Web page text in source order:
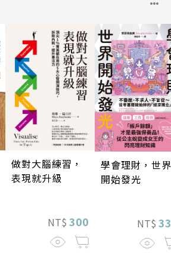
做對大腦練習，
表現就升級
NT$ 300
學會理財，世界
開始發光
NT$